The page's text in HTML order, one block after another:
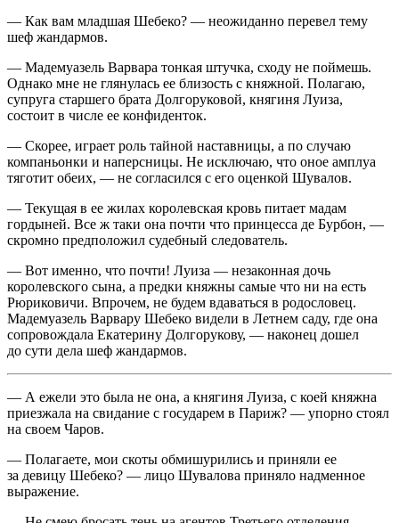
— Как вам младшая Шебеко? — неожиданно перевел тему
шеф жандармов.
— Мадемуазель Варвара тонкая штучка, сходу не поймешь.
Однако мне не глянулась ее близость с княжной. Полагаю,
супруга старшего брата Долгоруковой, княгиня Луиза,
состоит в числе ее конфиденток.
— Скорее, играет роль тайной наставницы, а по случаю
компаньонки и наперсницы. Не исключаю, что оное амплуа
тяготит обеих, — не согласился с его оценкой Шувалов.
— Текущая в ее жилах королевская кровь питает мадам
гордыней. Все ж таки она почти что принцесса де Бурбон, —
скромно предположил судебный следователь.
— Вот именно, что почти! Луиза — незаконная дочь
королевского сына, а предки княжны самые что ни на есть
Рюриковичи. Впрочем, не будем вдаваться в родословец.
Мадемуазель Варвару Шебеко видели в Летнем саду, где она
сопровождала Екатерину Долгорукову, — наконец дошел
до сути дела шеф жандармов.
— А ежели это была не она, а княгиня Луиза, с коей княжна
приезжала на свидание с государем в Париж? — упорно стоял
на своем Чаров.
— Полагаете, мои скоты обмишурились и приняли ее
за девицу Шебеко? — лицо Шувалова приняло надменное
выражение.